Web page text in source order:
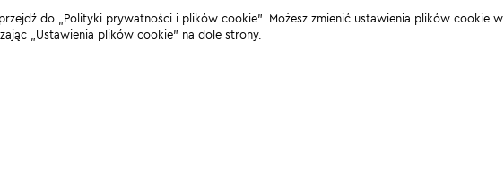
do „Polityki prywatności i plików cookie”. Możesz zmienić ustawienia plików cookie w
„Ustawienia plików cookie” na dole strony.